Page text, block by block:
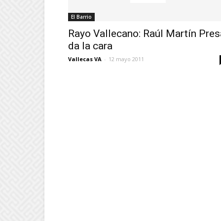
El Barrio
Rayo Vallecano: Raúl Martín
da la cara
Vallecas VA - 12 mayo 2011